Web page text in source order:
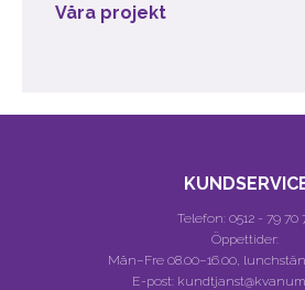
Våra projekt
Telefon: 0512 - 79 70
Öppettider:
Mån–Fre 08.00–16.00,
E-post: